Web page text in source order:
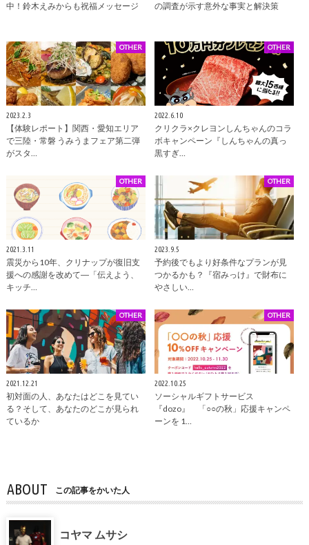
中！鈴木えみからも祝福メッセージ
の調査が示す意外な事実と解決策
OTHER
2023.2.3
【体験レポート】関西・愛知エリア
で三陸・常磐 うみうまフェア第二弾
がスタ…
OTHER
2022.6.10
クリクラ×クレヨンしんちゃんのコラ
ボキャンペーン『しんちゃんの真っ
黒すぎ…
OTHER
2021.3.11
震災から10年、クリナップが復旧支
援への感謝を改めて―「伝えよう、
キッチ…
OTHER
2023.9.5
予約後でもより好条件なプランが見
つかるかも？『宿みっけ』で財布に
やさしい…
OTHER
2021.12.21
初対面の人、あなたはどこを見てい
る？そして、あなたのどこが見られ
ているか
OTHER
2022.10.25
ソーシャルギフトサービス
『dozo』 「○○の秋」応援キャンペ
ーンを 1…
ABOUT この記事をかいた人
コヤマ ムサシ